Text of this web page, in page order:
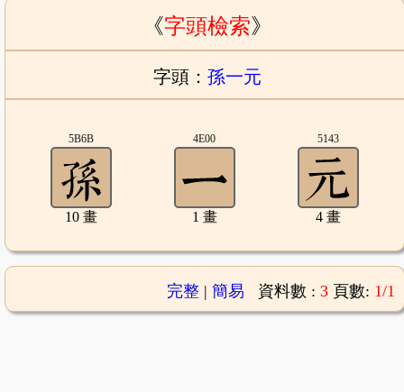
《字頭檢索》
字頭： 孫一元
5B6B
10 畫
4E00
1 畫
5143
4 畫
完整| 簡易 資料數 : 3 頁數: 1/1